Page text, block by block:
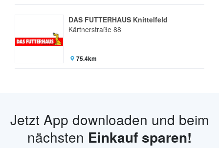
DAS FUTTERHAUS Knittelfeld
Kärtnerstraße 88
75.4km
Jetzt App downloaden und beim
nächsten Einkauf sparen!